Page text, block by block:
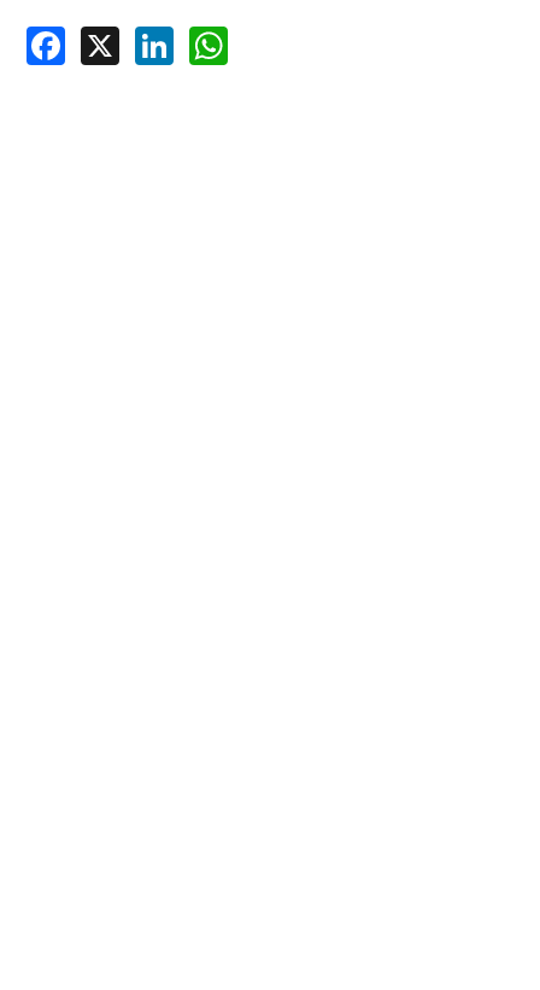
Facebook
X LinkedIn